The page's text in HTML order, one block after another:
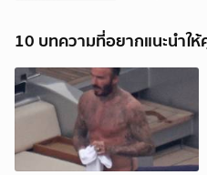
10 บทความที่อยากแนะนำใ